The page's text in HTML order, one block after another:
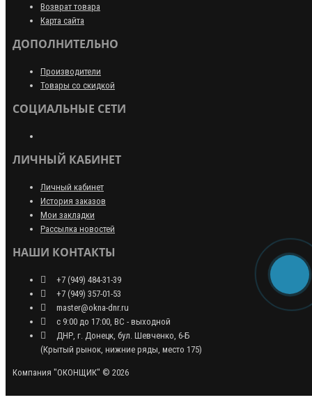
Возврат товара
Карта сайта
ДОПОЛНИТЕЛЬНО
Производители
Товары со скидкой
СОЦИАЛЬНЫЕ СЕТИ
ЛИЧНЫЙ КАБИНЕТ
Личный кабинет
История заказов
Мои закладки
Рассылка новостей
НАШИ КОНТАКТЫ
+7 (949) 484-31-39
+7 (949) 357-01-53
master@okna-dnr.ru
с 9:00 до 17:00, ВС - выходной
ДНР, г. Донецк, бул. Шевченко, 6-Б
(Крытый рынок, нижние ряды, место 175)
Компания "ОКОНЩИК" © 2026